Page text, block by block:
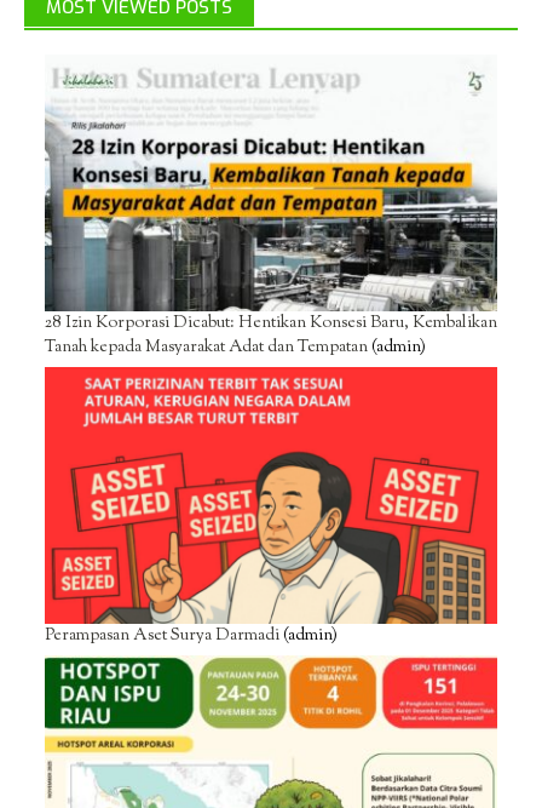
MOST VIEWED POSTS
28 Izin Korporasi Dicabut: Hentikan Konsesi Baru, Kembalikan
Tanah kepada Masyarakat Adat dan Tempatan(admin)
Perampasan Aset Surya Darmadi(admin)